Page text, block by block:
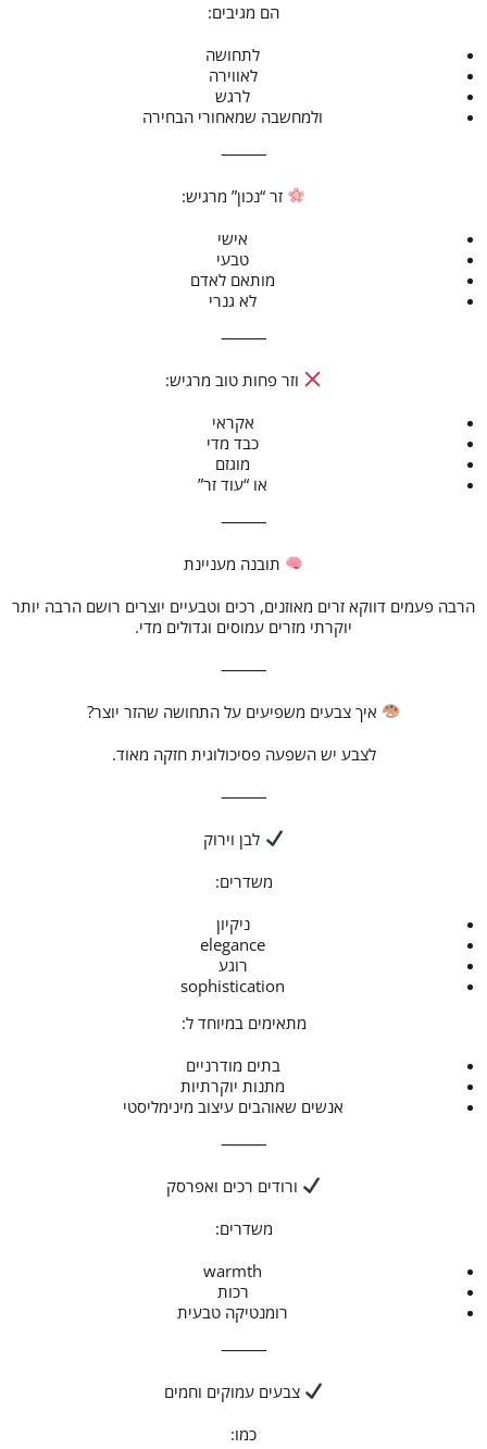
הם מגיבים:
לתחושה
לאווירה
לרגש
ולמחשבה שמאחורי הבחירה
⸻
זר “נכון” מרגיש:
אישי
טבעי
מותאם לאדם
לא גנרי
⸻
וזר פחות טוב מרגיש:
אקראי
כבד מדי
מוגזם
או “עוד זר”
⸻
תובנה מעניינת
הרבה פעמים דווקא זרים מאוזנים, רכים וטבעיים יוצרים רושם הרבה יותר
יוקרתי מזרים עמוסים וגדולים מדי.
⸻
איך צבעים משפיעים על התחושה שהזר יוצר?
לצבע יש השפעה פסיכולוגית חזקה מאוד.
⸻
לבן וירוק
משדרים:
ניקיון
elegance
רוגע
sophistication
מתאימים במיוחד ל:
בתים מודרניים
מתנות יוקרתיות
אנשים שאוהבים עיצוב מינימליסטי
⸻
ורודים רכים ואפרסק
משדרים:
warmth
רכות
רומנטיקה טבעית
⸻
צבעים עמוקים וחמים
כמו: